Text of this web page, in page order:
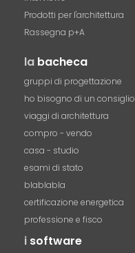
Prodotti per l'architettura
Rassegna p+A
la bacheca
gruppi di progettazione
ho bisogno di un consiglio
viaggi di architettura
compro - vendo
casa - studio
esami di stato
blablabla
certificazione energetica
professione e fisco
i software